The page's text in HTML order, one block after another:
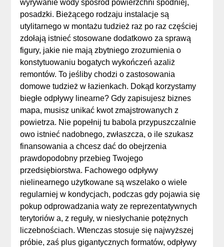
wyrywanie wody spośród powierzchni spodniej,
posadzki. Bieżącego rodzaju instalacje są
utylitarnego w montażu tudzież raz po raz częściej
zdołają istnieć stosowane dodatkowo za sprawą
figury, jakie nie mają zbytniego zrozumienia o
konstytuowaniu bogatych wykończeń azaliż
remontów. To jeśliby chodzi o zastosowania
domowe tudzież w łazienkach. Dokąd korzystamy
biegłe odpływy linearne? Gdy zapisujesz biznes
mapa, musisz unikać kwot zmajstrowanych z
powietrza. Nie popełnij tu babola przypuszczalnie
owo istnieć nadobnego, zwłaszcza, o ile szukasz
finansowania a chcesz dać do obejrzenia
prawdopodobny przebieg Twojego
przedsiębiorstwa. Fachowego odpływy
nielinearnego użytkowane są wszelako o wiele
regularniej w kondycjach, podczas gdy pojawia się
pokup odprowadzania waty ze reprezentatywnych
terytoriów a, z reguły, w niesłychanie potężnych
liczebnościach. Wtenczas stosuje się najwyższej
próbie, zaś plus gigantycznych formatów, odpływy